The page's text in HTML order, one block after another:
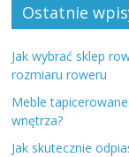
Ostatnie
Jak wybrać sklep
rozmiaru roweru
Meble
wnętrza?
Jak skutecznie